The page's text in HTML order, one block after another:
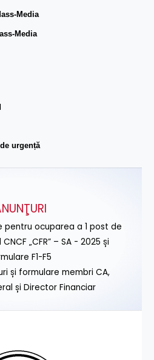
Media
Media
urgență
pentru ocuparea a 1 post de
„CFR” – SA - 2025 și
F1-F5
și formulare membri CA,
și Director Financiar